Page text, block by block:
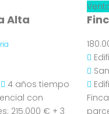
Alta
4 años tiempo
con
215.000 € + 3